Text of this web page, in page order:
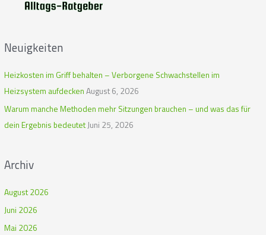
a
c
h
Neuigkeiten
Heizkosten im Griff behalten – Verborgene Schwachstellen im
Heizsystem aufdecken August 6, 2026
Warum manche Methoden mehr Sitzungen brauchen – und was das für
dein Ergebnis bedeutetJuni 25, 2026
Archiv
August 2026
Juni 2026
Mai 2026